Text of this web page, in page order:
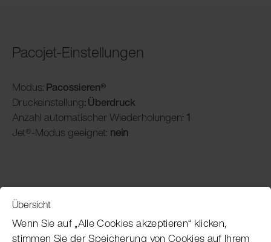
Pacojet-Einstellungen
Modus: Pacossieren®
Druckeinstellung: Überdruck
Anzahl automatischer Wiederholungen: 1
Jet®-Modus geeignet: nein
Übersicht
Wenn Sie auf „Alle Cookies akzeptieren“ klicken,
stimmen Sie der Speicherung von Cookies auf Ihrem